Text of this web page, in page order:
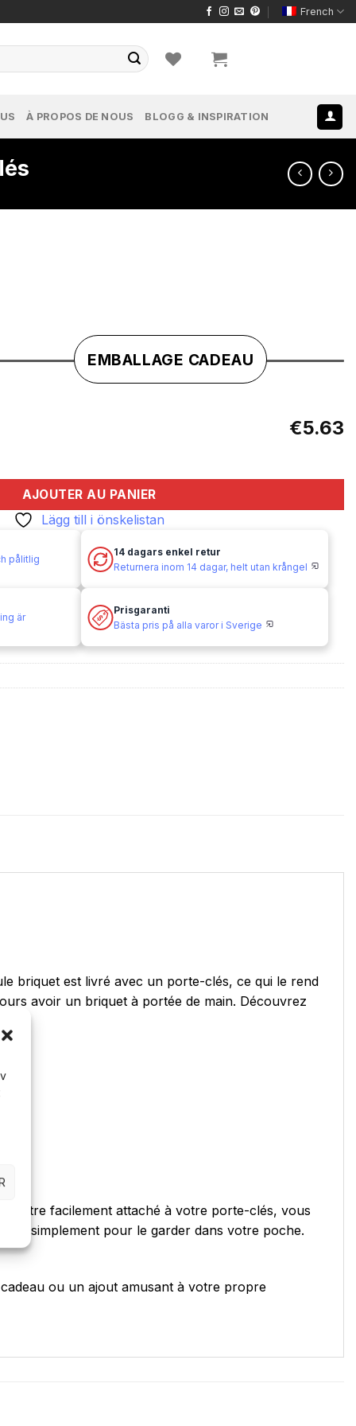
French
À PROPOS DE NOUS BLOGG & INSPIRATION
EMBALLAGE CADEAU
€5.63
size
AJOUTER AU PANIER
Lägg till i önskelistan
pålitlig
14 dagars enkel retur
Returnera inom 14 dagar, helt utan krångel
är
Prisgaranti
Bästa pris på alla varor i Sverige
briquet est livré avec un porte-clés, ce qui le rend
avoir un briquet à portée de main. Découvrez
d'être facilement attaché à votre porte-clés, vous
ou simplement pour le garder dans votre poche.
ou un ajout amusant à votre propre